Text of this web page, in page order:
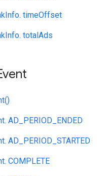
timeOffset
totalAds
AD_PERIOD_ENDED
AD_PERIOD_STARTED
COMPLETE